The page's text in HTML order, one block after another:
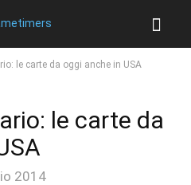
le carte da oggi anche in USA
le carte da
2014